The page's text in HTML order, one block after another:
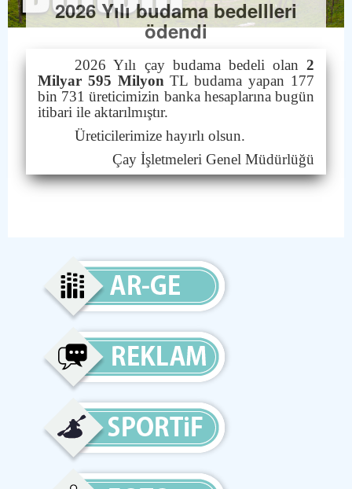
2026 Yılı budama bedellleri
ödendi
2026 Yılı çay budama bedeli olan 2
Milyar 595 MilyonTL budama yapan 177
bin 731 üreticimizin banka hesaplarına bugün
itibari ile aktarılmıştır.
Üreticilerimize hayırlı olsun.
Çay İşletmeleri Genel Müdürlüğü